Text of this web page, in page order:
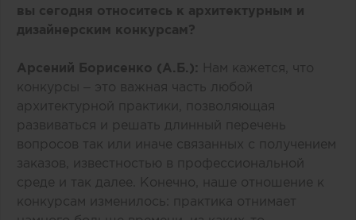
вы сегодня относитесь к архитектурным и
дизайнерским конкурсам?
Арсений Борисенко (А.Б.): Нам кажется, что
конкурсы – это важная часть любой
архитектурной практики, позволяющая
развиваться и решать длинный перечень
вопросов так или иначе связанных с получением
заказов, известностью в профессиональной
среде и так далее. Конечно, наше отношение к
конкурсам изменилось: практика отнимает